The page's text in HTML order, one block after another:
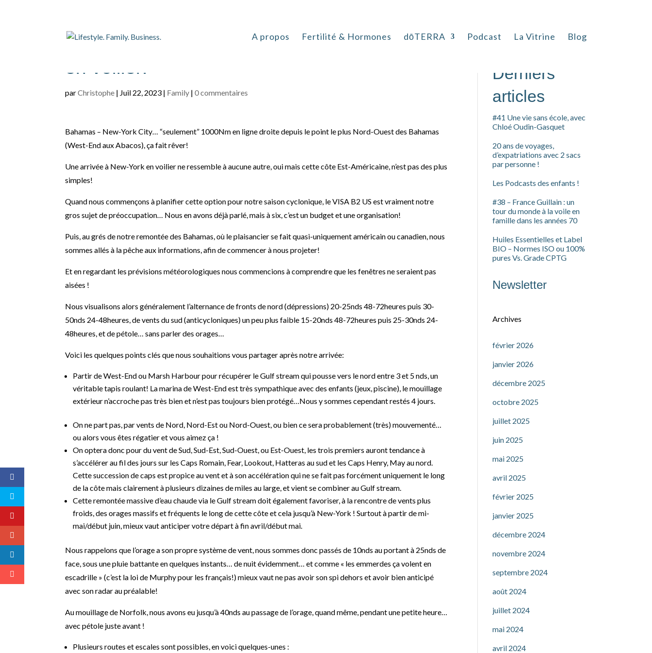
A propos Fertilité & Hormones dōTERRA Podcast La Vitrine Blog
USA-1/4: Un jour j’irai à New-York avec toi…
en voilier!
parChristophe | Juil 22, 2023 | Family |0 commentaires
Bahamas – New-York City… “seulement” 1000Nm en ligne droite depuis le point le plus Nord-Ouest des Bahamas
(West-End aux Abacos), ça fait rêver!
Une arrivée à New-York en voilier ne ressemble à aucune autre, oui mais cette côte Est-Américaine, n’est pas des plus
simples!
Quand nous commençons à planifier cette option pour notre saison cyclonique, le VISA B2 US est vraiment notre
gros sujet de préoccupation… Nous en avons déjà parlé, mais à six, c’est un budget et une organisation!
Puis, au grés de notre remontée des Bahamas, où le plaisancier se fait quasi-uniquement américain ou canadien, nous
sommes allés à la pêche aux informations, afin de commencer à nous projeter!
Et en regardant les prévisions météorologiques nous commencions à comprendre que les fenêtres ne seraient pas
aisées !
Nous visualisons alors généralement l’alternance de fronts de nord (dépressions) 20-25nds 48-72heures puis 30-
50nds 24-48heures, de vents du sud (anticycloniques) un peu plus faible 15-20nds 48-72heures puis 25-30nds 24-
48heures, et de pétole… sans parler des orages…
Voici les quelques points clés que nous souhaitions vous partager après notre arrivée:
Partir de West-End ou Marsh Harbour pour récupérer le Gulf stream qui pousse vers le nord entre 3 et 5 nds, un
véritable tapis roulant! La marina de West-End est très sympathique avec des enfants (jeux, piscine), le mouillage
extérieur n’accroche pas très bien et n’est pas toujours bien protégé…Nous y sommes cependant restés 4 jours.
On ne part pas, par vents de Nord, Nord-Est ou Nord-Ouest, ou bien ce sera probablement (très) mouvementé…
ou alors vous êtes régatier et vous aimez ça !
On optera donc pour du vent de Sud, Sud-Est, Sud-Ouest, ou Est-Ouest, les trois premiers auront tendance à
s’accélérer au fil des jours sur les Caps Romain, Fear, Lookout, Hatteras au sud et les Caps Henry, May au nord.
Cette succession de caps est propice au vent et à son accélération qui ne se fait pas forcément uniquement le long
de la côte mais clairement à plusieurs dizaines de miles au large, et vient se combiner au Gulf stream.
Cette remontée massive d’eau chaude via le Gulf stream doit également favoriser, à la rencontre de vents plus
froids, des orages massifs et fréquents le long de cette côte et cela jusqu’à New-York ! Surtout à partir de mi-
mai/début juin, mieux vaut anticiper votre départ à fin avril/début mai.
Nous rappelons que l’orage a son propre système de vent, nous sommes donc passés de 10nds au portant à 25nds de
face, sous une pluie battante en quelques instants… de nuit évidemment… et comme « les emmerdes ça volent en
escadrille » (c’est la loi de Murphy pour les français!) mieux vaut ne pas avoir son spi dehors et avoir bien anticipé
avec son radar au préalable!
Au mouillage de Norfolk, nous avons eu jusqu’à 40nds au passage de l’orage, quand même, pendant une petite heure…
avec pétole juste avant !
Plusieurs routes et escales sont possibles, en voici quelques-unes :
Rechercher
Derniers
articles
#41 Une vie sans école, avec
Chloé Oudin-Gasquet
20 ans de voyages,
d’expatriations avec 2 sacs
par personne !
Les Podcasts des enfants !
#38 – France Guillain : un
tour du monde à la voile en
famille dans les années 70
Huiles Essentielles et Label
BIO – Normes ISO ou 100%
pures Vs. Grade CPTG
Newsletter
Archives
février 2026
janvier 2026
décembre 2025
octobre 2025
juillet 2025
juin 2025
mai 2025
avril 2025
février 2025
janvier 2025
décembre 2024
novembre 2024
septembre 2024
août 2024
juillet 2024
mai 2024
avril 2024